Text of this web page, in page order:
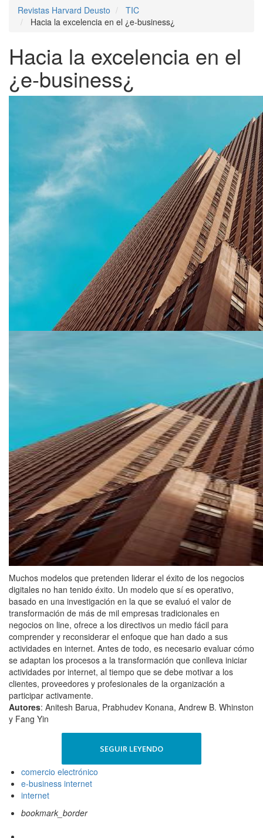
Revistas Harvard Deusto
TIC
Hacia la excelencia en el ¿e-business¿
Hacia la excelencia en el
¿e-business¿
Muchos modelos que pretenden liderar el éxito de los negocios
digitales no han tenido éxito. Un modelo que sí es operativo,
basado en una investigación en la que se evaluó el valor de
transformación de más de mil empresas tradicionales en
negocios on line, ofrece a los directivos un medio fácil para
comprender y reconsiderar el enfoque que han dado a sus
actividades en internet. Antes de todo, es necesario evaluar cómo
se adaptan los procesos a la transformación que conlleva iniciar
actividades por internet, al tiempo que se debe motivar a los
clientes, proveedores y profesionales de la organización a
participar activamente.
Autores: Anitesh Barua, Prabhudev Konana, Andrew B. Whinston
y Fang Yin
SEGUIR LEYENDO
comercio electrónico
e-business internet
internet
bookmark_border